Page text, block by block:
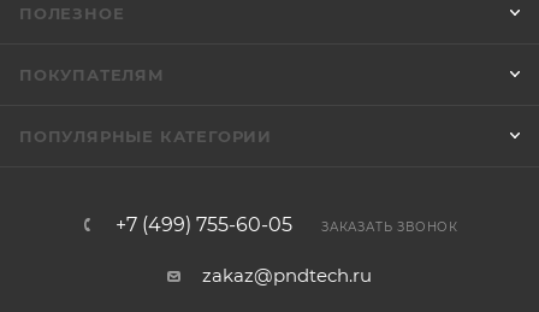
ПОЛЕЗНОЕ
ПОКУПАТЕЛЯМ
ПОПУЛЯРНЫЕ КАТЕГОРИИ
+7 (499) 755-60-05 ЗАКАЗАТЬ ЗВОНОК
zakaz@pndtech.ru